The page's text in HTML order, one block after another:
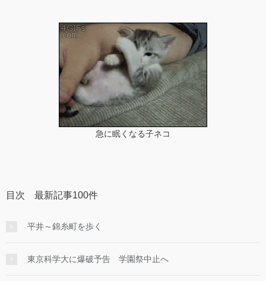
急に眠くなる子ネコ
目次 最新記事100件
平井～錦糸町を歩く
東京科学大に爆破予告 学園祭中止へ